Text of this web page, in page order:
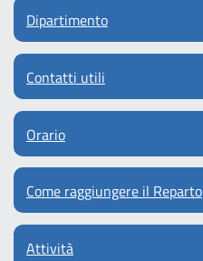
Dipartimento
Contatti utili
Orario
Come raggiungere il Reparto
Attività